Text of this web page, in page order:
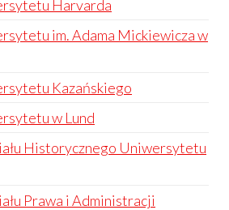
Harvarda
im. Adama Mickiewicza w
Kazańskiego
w Lund
Historycznego Uniwersytetu
Prawa i Administracji